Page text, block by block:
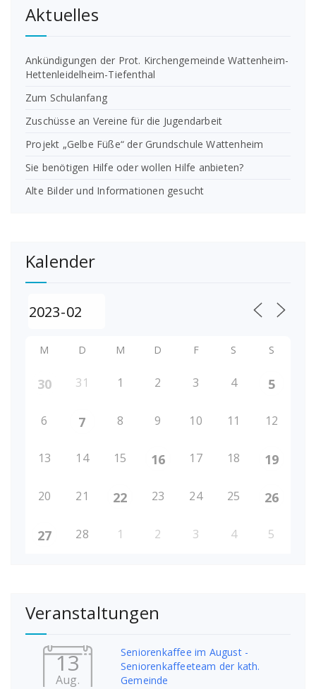
Aktuelles
Ankündigungen der Prot. Kirchengemeinde Wattenheim-
Hettenleidelheim-Tiefenthal
Zum Schulanfang
Zuschüsse an Vereine für die Jugendarbeit
Projekt „Gelbe Füße“ der Grundschule Wattenheim
Sie benötigen Hilfe oder wollen Hilfe anbieten?
Alte Bilder und Informationen gesucht
Kalender
M D M D F S S
30 31 1 2 3 4 5
6 7 8 9 10 11 12
13 14 15 16 17 18 19
20 21 22 23 24 25 26
27 28 1 2 3 4 5
Veranstaltungen
13
Aug.
Seniorenkaffee im August -
Seniorenkaffeeteam der kath.
Gemeinde